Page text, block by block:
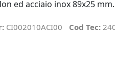
ed acciaio inox 89x25 mm.
CI002010ACI00 Cod Tec: